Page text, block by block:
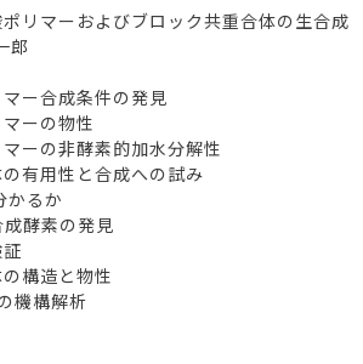
リマーおよびブロック共重合体の生合成
郎
ー合成条件の発見
ーの物性
ーの非酵素的加水分解性
有用性と合成への試み
るか
酵素の発見
構造と物性
機構解析